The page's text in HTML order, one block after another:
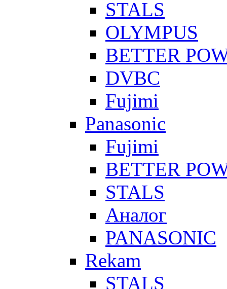
STALS
OLYMPUS
BETTER
DVBC
Fujimi
Panasonic
Fujimi
BETTER
STALS
Аналог
PANASONIC
Rekam
STALS